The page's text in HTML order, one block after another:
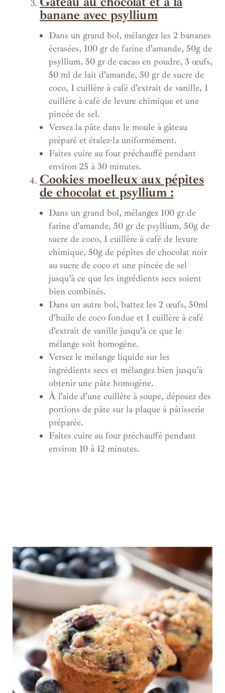
banane avec psyllium
Dans un grand bol, mélangez les 2 bananes
écrasées, 100 gr de farine d’amande, 50g de
psyllium, 50 gr de cacao en poudre, 3 œufs,
50 ml de lait d’amande, 50 gr de sucre de
coco, 1 cuillère à café d’extrait de vanille, 1
cuillère à café de levure chimique et une
pincée de sel.
Versez la pâte dans le moule à gâteau
préparé et étalez-la uniformément.
Faites cuire au four préchauffé pendant
environ 25 à 30 minutes.
Cookies moelleux aux pépites
de chocolat et psyllium :
Dans un grand bol, mélangez 100 gr de
farine d’amande, 50 gr de psyllium, 50g de
sucre de coco, 1 cuillère à café de levure
chimique, 50g de pépites de chocolat noir
au sucre de coco et une pincée de sel
jusqu’à ce que les ingrédients secs soient
bien combinés.
Dans un autre bol, battez les 2 œufs, 50ml
d’huile de coco fondue et 1 cuillère à café
d’extrait de vanille jusqu’à ce que le
mélange soit homogène.
Versez le mélange liquide sur les
ingrédients secs et mélangez bien jusqu’à
obtenir une pâte homogène.
À l’aide d’une cuillère à soupe, déposez des
portions de pâte sur la plaque à pâtisserie
préparée.
Faites cuire au four préchauffé pendant
environ 10 à 12 minutes.